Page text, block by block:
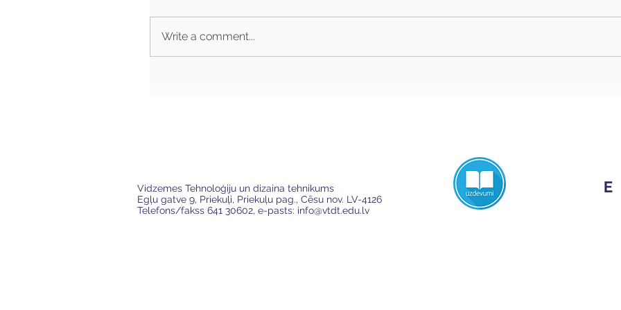
Write a comment...
Vidzemes Tehnoloģiju un dizaina tehnikums
Egļu gatve 9, Priekuļi, Priekuļu pag., Cēsu nov. LV-4126
Telefons/fakss 641 30602, e-pasts: info@vtdt.edu.lv